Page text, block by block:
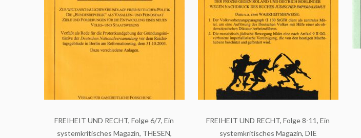
FREIHEIT UND RECHT, Folge 6/7, Ein
systemkritisches Magazin, THESEN,
FREIHEIT UND RECHT, Folge 8-11, Ein
systemkritisches Magazin, DIE